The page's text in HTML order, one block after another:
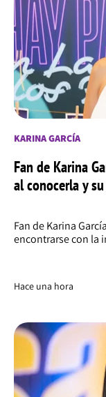
KARINA GARCÍA
Fan de Karina
al conocerla y
Fan de Karina
encontrarse con la
Hace una hora